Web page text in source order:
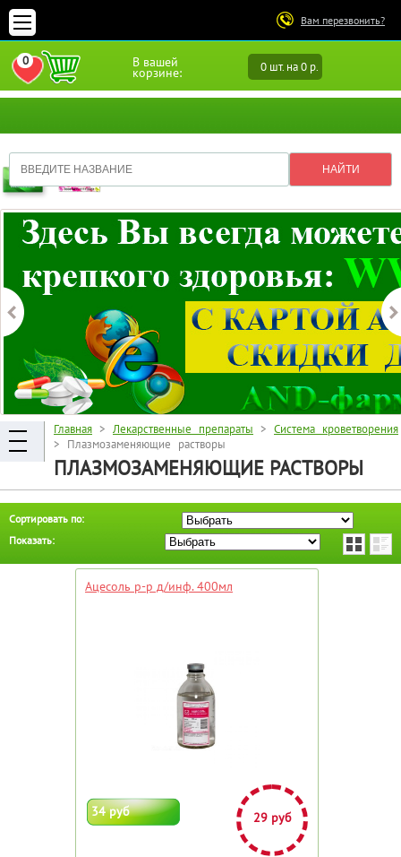
Вам перезвонить?
В вашей
корзине: 0 шт. на 0 р.
0
ПЕРЕЙТИ В ИЗБРАННОЕ
Главная > Лекарственные препараты > Система кроветворения
> Плазмозаменяющие растворы
ПЛАЗМОЗАМЕНЯЮЩИЕ РАСТВОРЫ
Сортировать по:
Показать:
Ацесоль р-р д/инф. 400мл
34 руб 29 руб